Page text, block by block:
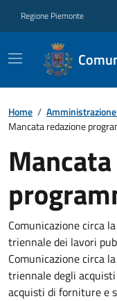
Regione Piemonte
Home /
Mancata redazione
Comunicazione circa
triennale dei lavori
Comunicazione circa
triennale degli
acquisti di forniture e